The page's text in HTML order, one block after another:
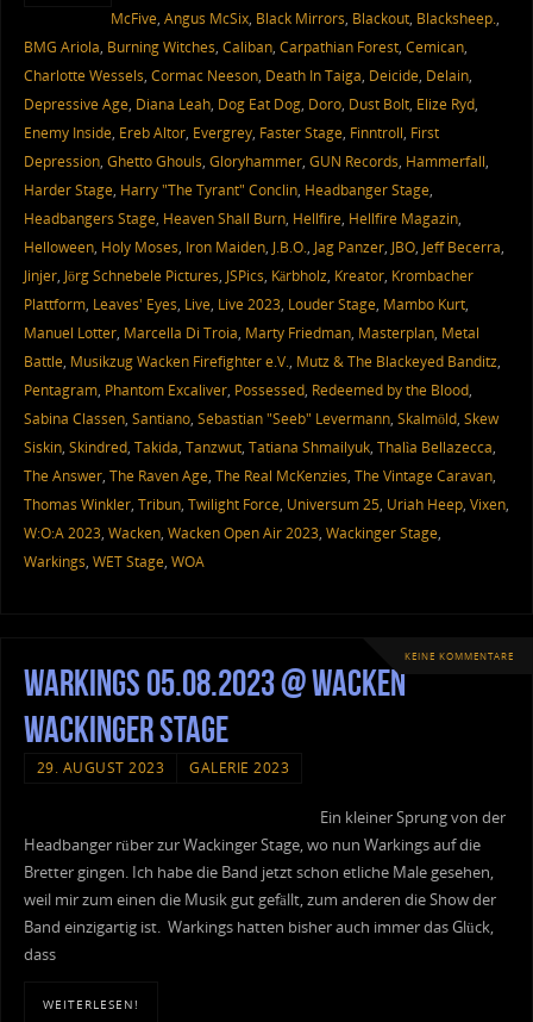
McFive, Angus McSix, Black Mirrors, Blackout, Blacksheep.,
BMG Ariola, Burning Witches, Caliban, Carpathian Forest, Cemican,
Charlotte Wessels, Cormac Neeson, Death In Taiga, Deicide, Delain,
Depressive Age, Diana Leah, Dog Eat Dog, Doro, Dust Bolt, Elize Ryd,
Enemy Inside, Ereb Altor, Evergrey, Faster Stage, Finntroll, First
Depression, Ghetto Ghouls, Gloryhammer, GUN Records, Hammerfall,
Harder Stage, Harry "The Tyrant" Conclin, Headbanger Stage,
Headbangers Stage, Heaven Shall Burn, Hellfire, Hellfire Magazin,
Helloween, Holy Moses, Iron Maiden, J.B.O., Jag Panzer, JBO, Jeff Becerra,
Jinjer, Jörg Schnebele Pictures, JSPics, Kärbholz, Kreator, Krombacher
Plattform, Leaves' Eyes, Live, Live 2023, Louder Stage, Mambo Kurt,
Manuel Lotter, Marcella Di Troia, Marty Friedman, Masterplan, Metal
Battle, Musikzug Wacken Firefighter e.V., Mutz & The Blackeyed Banditz,
Pentagram, Phantom Excaliver, Possessed, Redeemed by the Blood,
Sabina Classen, Santiano, Sebastian "Seeb" Levermann, Skalmöld, Skew
Siskin, Skindred, Takida, Tanzwut, Tatiana Shmailyuk, Thalìa Bellazecca,
The Answer, The Raven Age, The Real McKenzies, The Vintage Caravan,
Thomas Winkler, Tribun, Twilight Force, Universum 25, Uriah Heep, Vixen,
W:O:A 2023, Wacken, Wacken Open Air 2023, Wackinger Stage,
Warkings, WET Stage, WOA
KEINE KOMMENTARE
Warkings 05.08.2023 @ Wacken
Wackinger Stage
29. AUGUST 2023 GALERIE 2023
Ein kleiner Sprung von der
Headbanger rüber zur Wackinger Stage, wo nun Warkings auf die
Bretter gingen. Ich habe die Band jetzt schon etliche Male gesehen,
weil mir zum einen die Musik gut gefällt, zum anderen die Show der
Band einzigartig ist. Warkings hatten bisher auch immer das Glück,
dass
WEITERLESEN!